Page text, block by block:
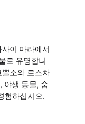
이 마라에서
로 유명합니
소와 로스차
야생 동물, 숨
험하십시오.